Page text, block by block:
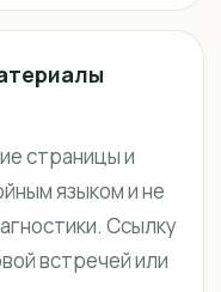
страницы и
языком и не
Ссылку
встречей или